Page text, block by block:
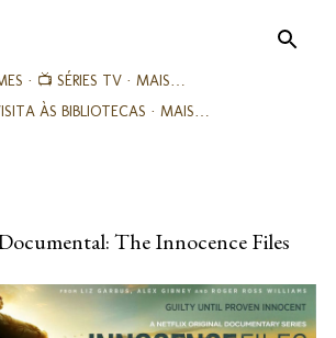
📺 SÉRIES TV
MAIS…
ÀS BIBLIOTECAS MAIS…
The Innocence Files